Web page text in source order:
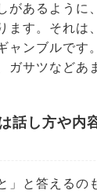
があるように
ます。それは
ャンブルです
ガサツなどあ
話し方や内
」と答えるの